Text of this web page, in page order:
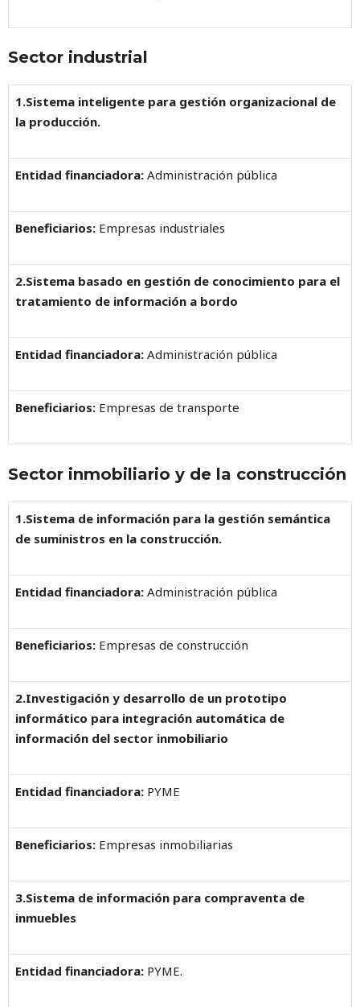
Sector industrial
1.Sistema inteligente para gestión organizacional de
la producción.
Entidad financiadora: Administración pública
Beneficiarios: Empresas industriales
2.Sistema basado en gestión de conocimiento para el
tratamiento de información a bordo
Entidad financiadora: Administración pública
Beneficiarios: Empresas de transporte
Sector inmobiliario y de la construcción
1.Sistema de información para la gestión semántica
de suministros en la construcción.
Entidad financiadora: Administración pública
Beneficiarios: Empresas de construcción
2.Investigación y desarrollo de un prototipo
informático para integración automática de
información del sector inmobiliario
Entidad financiadora: PYME
Beneficiarios: Empresas inmobiliarias
3.Sistema de información para compraventa de
inmuebles
Entidad financiadora: PYME.